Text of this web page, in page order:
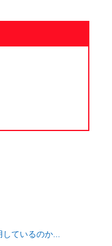
ているのか...